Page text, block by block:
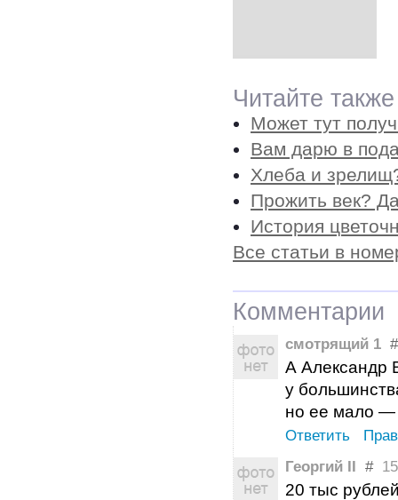
Читайте
Может тут
Вам дарю в
Хлеба и
Прожить век?
История
Все статьи в
Комментарии
смотрящий 1 #
А Александр
у
но ее мало —
Ответить
Георгий II #15
20 тыс